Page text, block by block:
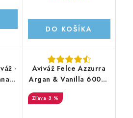
DO KOŠÍKA
-
Aviváž Felce Azzurra
Argan & Vanilla 600ml
- 24 PD
3 %